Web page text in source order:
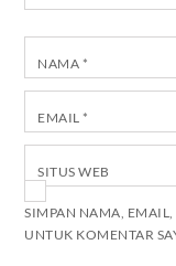
NAMA *
EMAIL *
SITUS WEB
SIMPAN NAMA, EMAIL,
UNTUK KOMENTAR